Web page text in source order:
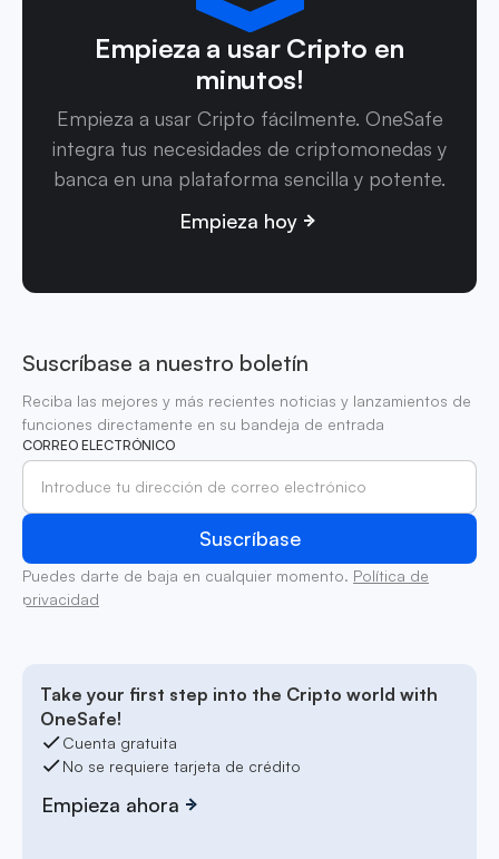
Empieza a usar Cripto en
minutos!
Empieza a usar Cripto fácilmente. OneSafe
integra tus necesidades de criptomonedas y
banca en una plataforma sencilla y potente.
Empieza hoy
Suscríbase a nuestro boletín
Reciba las mejores y más recientes noticias y lanzamientos de
funciones directamente en su bandeja de entrada
CORREO ELECTRÓNICO
Puedes darte de baja en cualquier momento. Política de
privacidad
Take your first step into the Cripto world with
OneSafe!
Cuenta gratuita
No se requiere tarjeta de crédito
Empieza ahora